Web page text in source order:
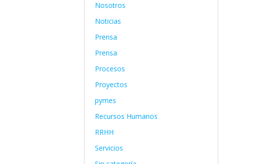
Nosotros
Noticias
Prensa
Prensa
Procesos
Proyectos
pymes
Recursos Humanos
RRHH
Servicios